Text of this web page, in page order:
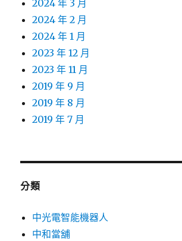
2024 年 3 月
2024 年 2 月
2024 年 1 月
2023 年 12 月
2023 年 11 月
2019 年 9 月
2019 年 8 月
2019 年 7 月
分類
中光電智能機器人
中和當舖